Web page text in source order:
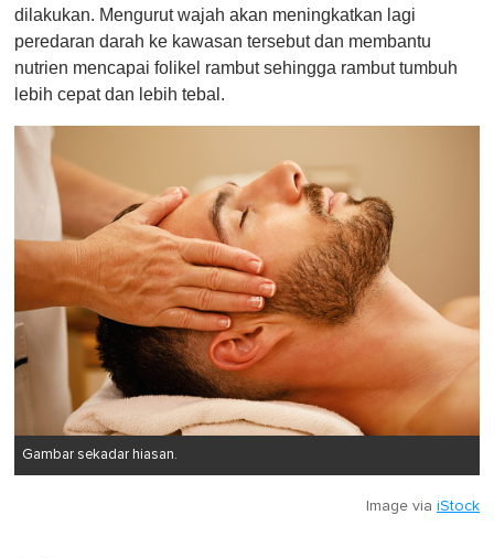
dilakukan. Mengurut wajah akan meningkatkan lagi
peredaran darah ke kawasan tersebut dan membantu
nutrien mencapai folikel rambut sehingga rambut tumbuh
lebih cepat dan lebih tebal.
Gambar sekadar hiasan.
Image via iStock